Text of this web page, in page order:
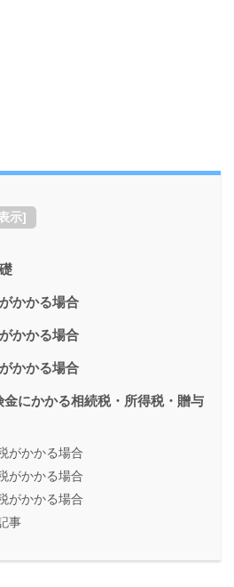
示]
かかる場合
かかる場合
かかる場合
にかかる相続税・所得税・贈与
がかかる場合
がかかる場合
がかかる場合
事